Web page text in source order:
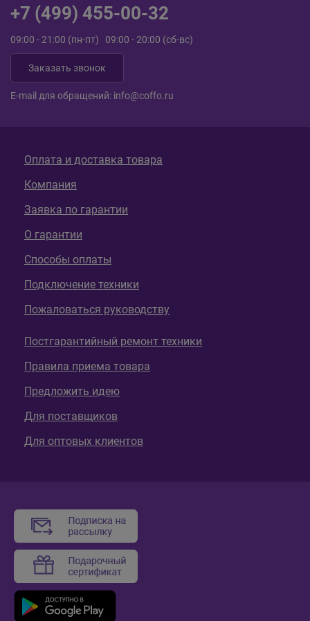
+7 (499) 455-00-32
09:00 - 21:00 (пн-пт) 09:00 - 20:00 (сб-вс)
Заказать звонок
E-mail для обращений: info@coffo.ru
Оплата и доставка товара
Компания
Заявка по гарантии
О гарантии
Способы оплаты
Подключение техники
Пожаловаться руководству
Постгарантийный ремонт техники
Правила приема товара
Предложить идею
Для поставщиков
Для оптовых клиентов